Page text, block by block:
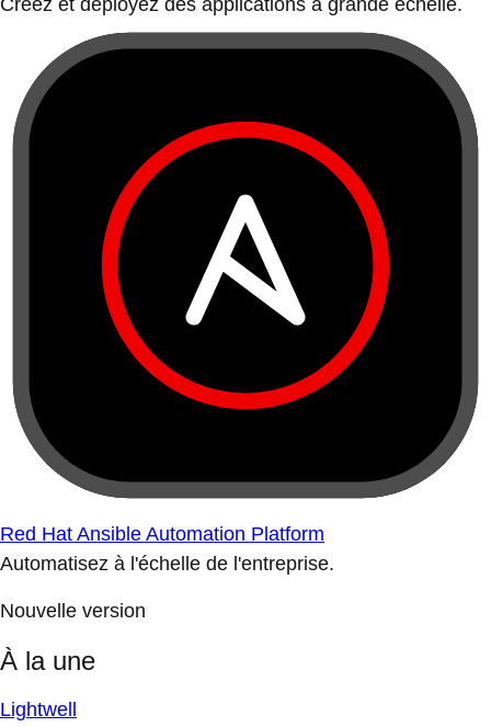
Créez et déployez des applications à grande échelle.
Red Hat Ansible Automation Platform
Automatisez à l'échelle de l'entreprise.
Nouvelle version
À la une
Lightwell